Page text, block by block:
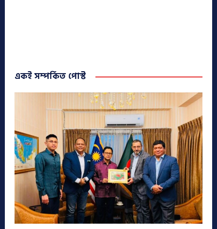
একই সম্পর্কিত পোস্ট